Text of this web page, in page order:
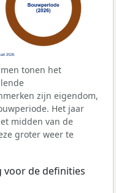
tonen het
zijn eigendom,
Het jaar
midden van de
groter weer te
voor de definities